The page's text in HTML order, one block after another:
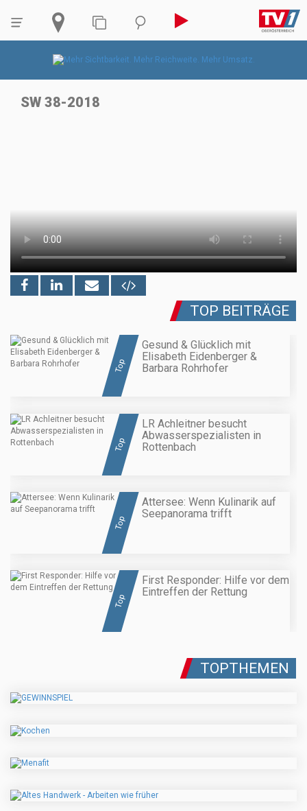
SW 38-2018
TOP BEITRÄGE
Top
Gesund & Glücklich mit
Elisabeth Eidenberger &
Barbara Rohrhofer
Top
LR Achleitner besucht
Abwasserspezialisten in
Rottenbach
Top
Attersee: Wenn Kulinarik auf
Seepanorama trifft
Top
First Responder: Hilfe vor dem
Eintreffen der Rettung
TOPTHEMEN